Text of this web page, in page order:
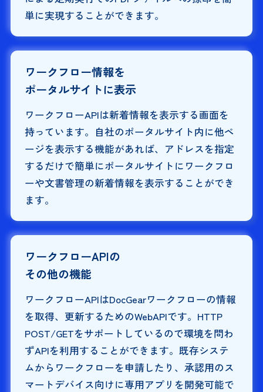
単に実現することができます。
ワークフロー情報を
ポータルサイトに表示
ワークフローAPIは新着情報を表示する画面を
持っています。自社のポータルサイト内に他ペ
ージを表示する機能があれば、アドレスを指定
するだけで簡単にポータルサイトにワークフロ
ーや文書管理の新着情報を表示することができ
ます。
ワークフローAPIの
その他の機能
ワークフローAPIはDocGearワークフローの情報
を取得、更新するためのWebAPIです。HTTP
POST/GETをサポートしているので環境を問わ
ずAPIを利用することができます。既存システ
ムからワークフローを申請したり、承認用のス
マートデバイス向けに専用アプリを開発可能で